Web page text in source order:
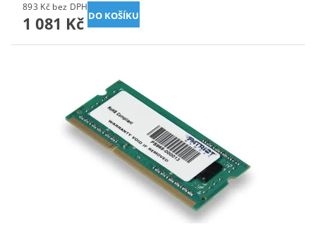
893 Kč bez DPH
1 081 Kč